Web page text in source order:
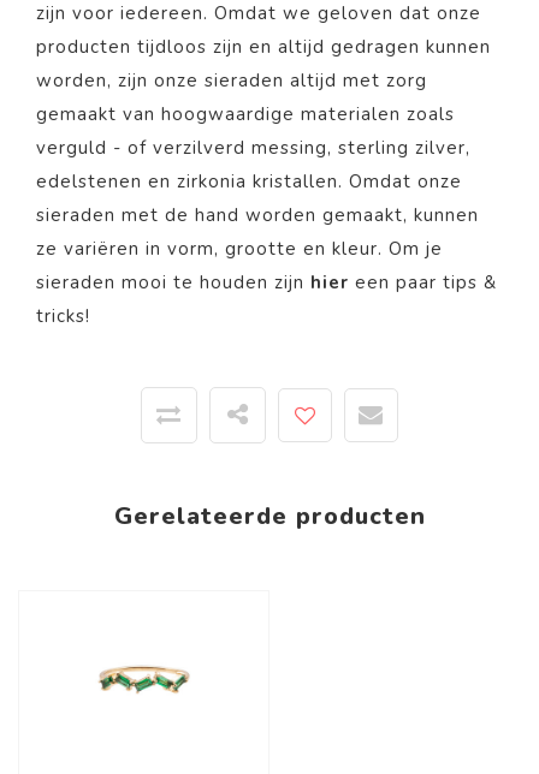
zijn voor iedereen. Omdat we geloven dat onze
producten tijdloos zijn en altijd gedragen kunnen
worden, zijn onze sieraden altijd met zorg
gemaakt van hoogwaardige materialen zoals
verguld - of verzilverd messing, sterling zilver,
edelstenen en zirkonia kristallen. Omdat onze
sieraden met de hand worden gemaakt, kunnen
ze variëren in vorm, grootte en kleur. Om je
sieraden mooi te houden zijn hier een paar tips &
tricks!
Gerelateerde producten